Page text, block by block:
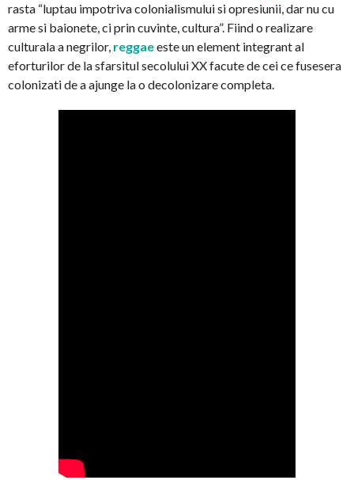
rasta “luptau impotriva colonialismului si opresiunii, dar nu cu
arme si baionete, ci prin cuvinte, cultura”. Fiind o realizare
culturala a negrilor, reggaeeste un element integrant al
eforturilor de la sfarsitul secolului XX facute de cei ce fusesera
colonizati de a ajunge la o decolonizare completa.